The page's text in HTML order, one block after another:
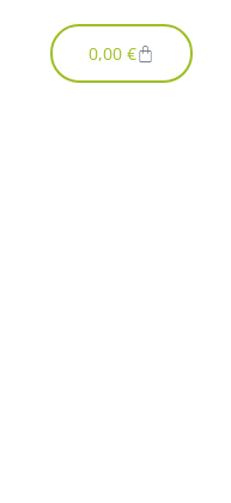
0,00€Warenkorb